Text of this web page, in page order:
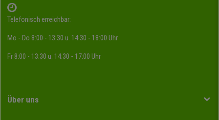
Telefonisch erreichbar:
Mo - Do 8:00 - 13:30 u. 14:30 - 18:00 Uhr
Fr 8:00 - 13:30 u. 14:30 - 17:00 Uhr
Über uns